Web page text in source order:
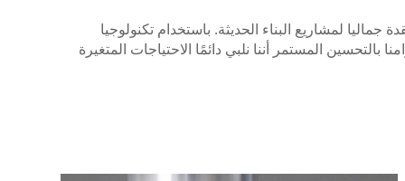
لمشاريع البناء الحديثة. باستخدام تكنولوجيا
بالتحسين المستمر أننا نلبي دائمًا الاحتياجات المتغيرة